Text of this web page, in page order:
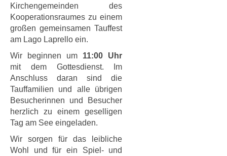
Kirchengemeinden des
Kooperationsraumes zu einem
großen gemeinsamen Tauffest
am Lago Laprello ein.
Wir beginnen um 11:00 Uhr
mit dem Gottesdienst. Im
Anschluss daran sind die
Tauffamilien und alle übrigen
Besucherinnen und Besucher
herzlich zu einem geselligen
Tag am See eingeladen.
Wir sorgen für das leibliche
Wohl und für ein Spiel- und